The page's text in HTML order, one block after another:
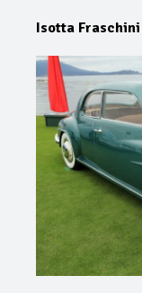
Isotta